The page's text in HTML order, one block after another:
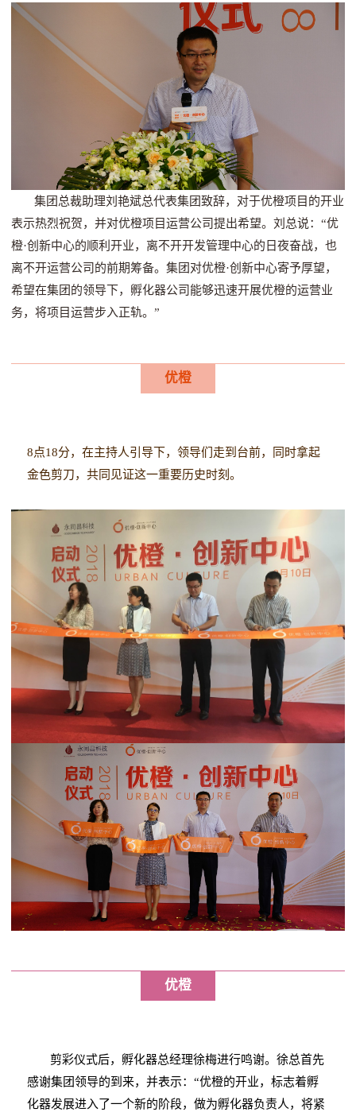
集团总裁助理刘艳斌总代表集团致辞，对于优橙项目的开业
表示热烈祝贺，并对优橙项目运营公司提出希望。刘总说：“优
橙·创新中心的顺利开业， 离不开开发管理中心的日夜奋战，也
离不开运营公司的前期筹备。集团对优橙·创新中心寄予厚望，
希望在集团的领导下，孵化器公司能够迅速开展优橙的运营业
务，将项目运营步入正轨。”
优橙
8点18分，在主持人引导下，领导们走到台前，同时拿起
金色剪刀，共同见证这一重要历史时刻。
优橙
剪彩仪式后，孵化器总经理徐梅进行鸣谢。徐总首先
感谢集团领导的到来，并表示： “优橙的开业，标志着孵
化器发展进入了一个新的阶段，做为孵化器负责人，将紧